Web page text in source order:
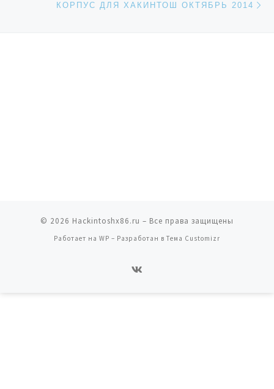
КОРПУС ДЛЯ ХАКИНТОШ ОКТЯБРЬ 2014
© 2026 Hackintoshx86.ru – Все права защищены
Работает на WP – Разработан в Тема Customizr